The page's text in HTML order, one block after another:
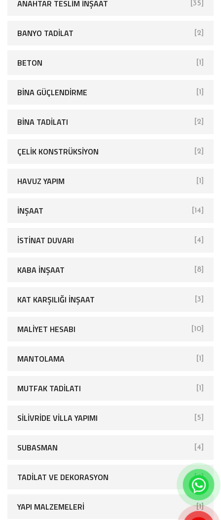
ANAHTAR TESLIM İNŞAAT [35]
BANYO TADILAT [2]
BETON [1]
BINA GÜÇLENDIRME [1]
BINA TADILATI [2]
ÇELIK KONSTRÜKSIYON [2]
HAVUZ YAPIM [1]
İNŞAAT [14]
İSTINAT DUVARI [4]
KABA İNŞAAT [8]
KAT KARŞILIĞI İNŞAAT [3]
MALIYET HESABI [10]
MANTOLAMA [1]
MUTFAK TADILATI [1]
SİLİVRİDE VİLLA YAPIMI [5]
SUBASMAN [4]
TADILAT VE DEKORASYON [4]
YAPI MALZEMELERI [1]